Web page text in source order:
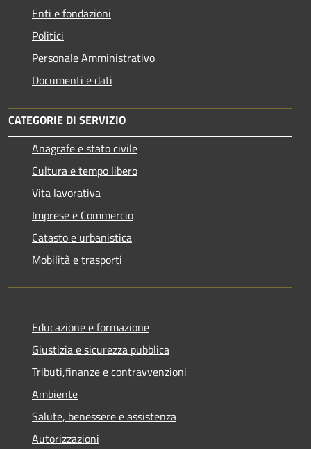
Enti e fondazioni
Politici
Personale Amministrativo
Documenti e dati
CATEGORIE DI SERVIZIO
Anagrafe e stato civile
Cultura e tempo libero
Vita lavorativa
Imprese e Commercio
Catasto e urbanistica
Mobilità e trasporti
Educazione e formazione
Giustizia e sicurezza pubblica
Tributi,finanze e contravvenzioni
Ambiente
Salute, benessere e assistenza
Autorizzazioni